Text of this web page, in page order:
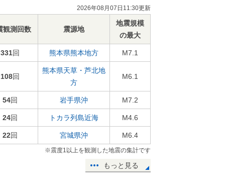
2026年08月07日11:30更新
観測回数 震源地
地震規模
の最大
331回 熊本県熊本地方 M7.1
108回
熊本県天草・芦北地
方
M6.1
54回 岩手県沖 M7.2
24回 トカラ列島近海 M4.6
22回 宮城県沖 M6.4
※震度1以上を観測した地震の集計です
もっと見る